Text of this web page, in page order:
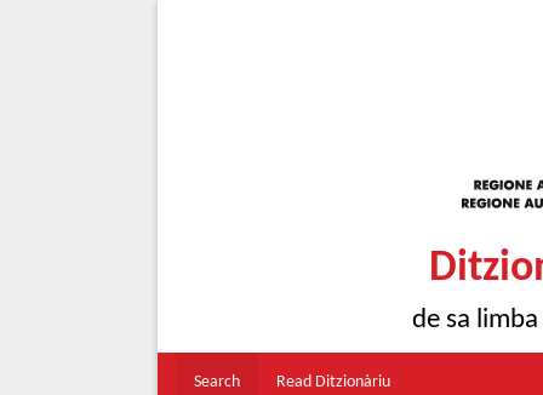
de sa
Search Read Ditzionàriu